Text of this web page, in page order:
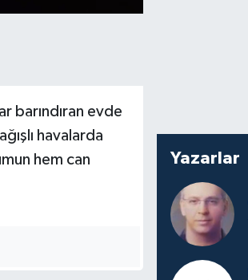
barındıran evde
havalarda
hem can
Yazarlar